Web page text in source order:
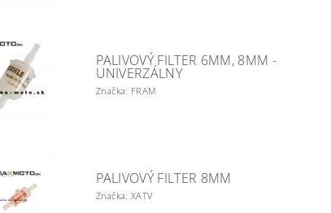
PALIVOVÝ FILTER 6MM, 8MM -
UNIVERZÁLNY
Značka: FRAM
PALIVOVÝ FILTER 8MM
Značka: XATV